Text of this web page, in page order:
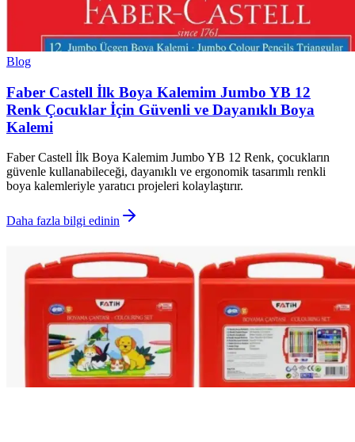
Blog
Faber Castell İlk Boya Kalemim Jumbo YB 12
Renk Çocuklar İçin Güvenli ve Dayanıklı Boya
Kalemi
Faber Castell İlk Boya Kalemim Jumbo YB 12 Renk, çocukların
güvenle kullanabileceği, dayanıklı ve ergonomik tasarımlı renkli
boya kalemleriyle yaratıcı projeleri kolaylaştırır.
Daha fazla bilgi edinin